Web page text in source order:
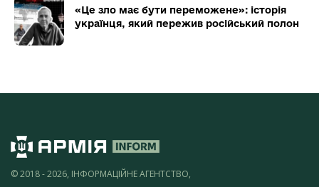
«Це зло має бути переможене»: історія
українця, який пережив російський полон
© 2018 - 2026, ІНФОРМАЦІЙНЕ АГЕНТСТВО,